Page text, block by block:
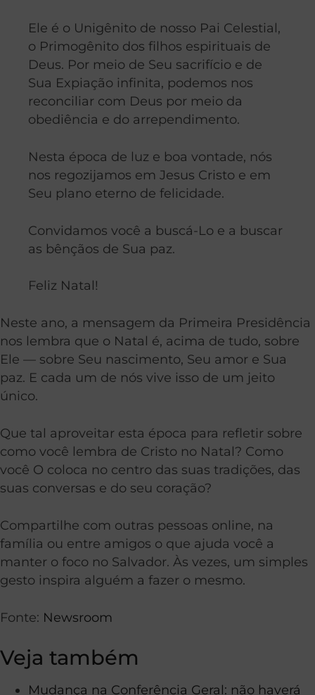
Ele é o Unigênito de nosso Pai Celestial,
o Primogênito dos filhos espirituais de
Deus. Por meio de Seu sacrifício e de
Sua Expiação infinita, podemos nos
reconciliar com Deus por meio da
obediência e do arrependimento.
Nesta época de luz e boa vontade, nós
nos regozijamos em Jesus Cristo e em
Seu plano eterno de felicidade.
Convidamos você a buscá-Lo e a buscar
as bênçãos de Sua paz.
Feliz Natal!
Neste ano, a mensagem da Primeira Presidência
nos lembra que o Natal é, acima de tudo, sobre
Ele — sobre Seu nascimento, Seu amor e Sua
paz. E cada um de nós vive isso de um jeito
único.
Que tal aproveitar esta época para refletir sobre
como você lembra de Cristo no Natal? Como
você O coloca no centro das suas tradições, das
suas conversas e do seu coração?
Compartilhe com outras pessoas online, na
família ou entre amigos o que ajuda você a
manter o foco no Salvador. Às vezes, um simples
gesto inspira alguém a fazer o mesmo.
Fonte: Newsroom
Veja também
Mudança na Conferência Geral: não haverá